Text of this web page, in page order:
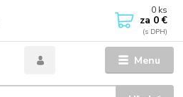
Menu
0 ks
za 0 €